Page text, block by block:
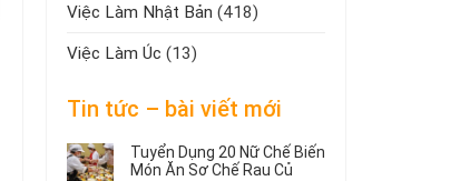
Việc Làm Nhật Bản (418)
Việc Làm Úc (13)
Tin tức – bài viết mới
Tuyển Dụng 20 Nữ Chế Biến
Món Ăn Sơ Chế Rau Củ